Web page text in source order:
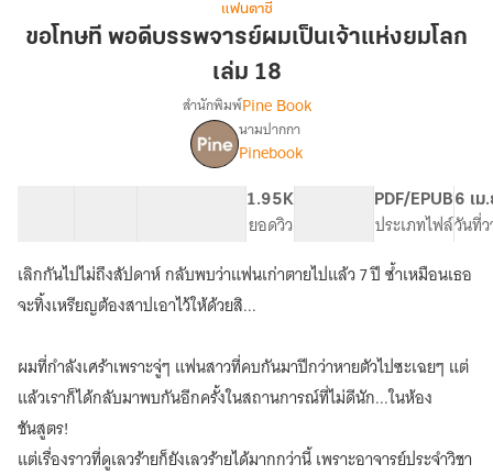
พอดี
เป็น
แห่ง
ยมโลก
เล่ม
18
แฟนตาซี
ขอโทษที พอดีบรรพจารย์ผมเป็นเจ้าแห่งยมโลก
เล่ม 18
เรื่อง
ขอโทษ
ที
พอดี
บร
รพ
จาร
ย์
ผม
เจ้า
แห่ง
ยมโลก
แปล]
สำนักพิมพ์Pine Book
นามปากกา
Pinebook
1.95K
ยอดวิว
PDF/EPUB
ประเภทไฟล์
6 เม
วันที่
เลิกกันไปไม่ถึงสัปดาห์ กลับพบว่าแฟนเก่าตายไปแล้ว 7 ปี ซ้ำเหมือนเธอ
จะทิ้งเหรียญต้องสาปเอาไว้ให้ด้วยสิ...
ผมที่กำลังเศร้าเพราะจู่ๆ แฟนสาวที่คบกันมาปีกว่าหายตัวไปซะเฉยๆ แต่
แล้วเราก็ได้กลับมาพบกันอีกครั้งในสถานการณ์ที่ไม่ดีนัก...ในห้อง
ชันสูตร!
แต่เรื่องราวที่ดูเลวร้ายก็ยังเลวร้ายได้มากกว่านี้ เพราะอาจารย์ประจำวิชา